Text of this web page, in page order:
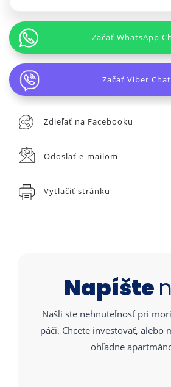
Začať WhatsApp
Začať Viber Chat
Zdieľať na Facebooku
Odoslať e-mailom
Vytlačiť stránku
Napíšte
Našli ste nehnuteľnosť pri
páči. Chcete investovať, alebo
ohľadne